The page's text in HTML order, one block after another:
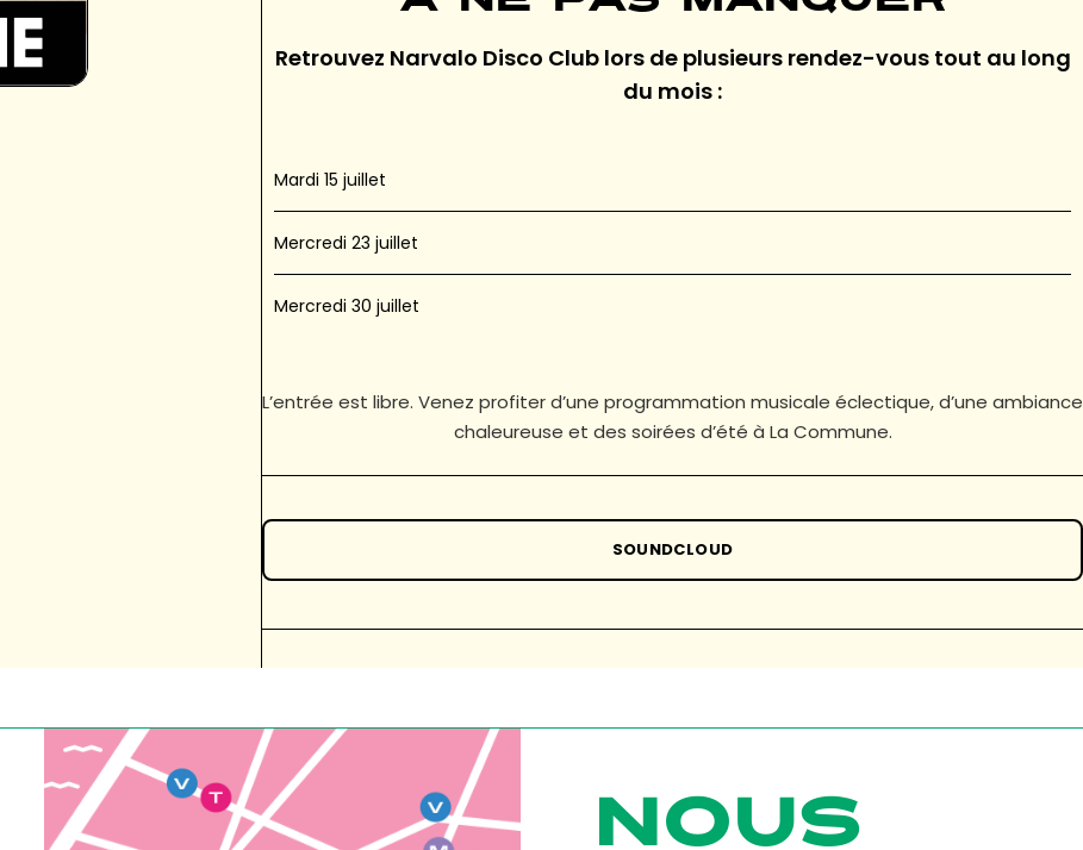
Retrouvez Narvalo Disco Club lors de plusieurs rendez-vous tout au long
du mois :
Mardi 15 juillet
Mercredi 23 juillet
Mercredi 30 juillet
L’entrée est libre. Venez profiter d’une programmation musicale éclectique, d’une ambiance
chaleureuse et des soirées d’été à La Commune.
SOUNDCLOUD
NOUS